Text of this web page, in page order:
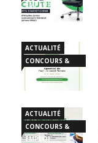
EMPLOI
ACTUALITÉ
CONCOURS &
EMPLOI
ACTUALITÉ
CONCOURS &
EMPLOI